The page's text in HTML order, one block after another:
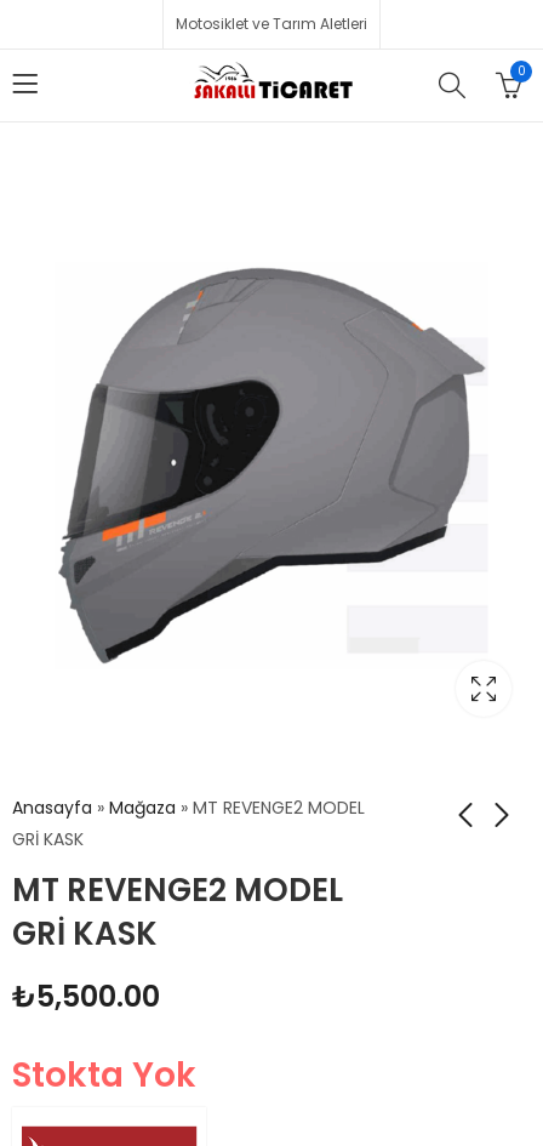
Motosiklet ve Tarım Aletleri
0
Anasayfa » Mağaza » MT REVENGE2 MODEL
GRİ KASK
MT REVENGE2 MODEL
GRİ KASK
₺5,500.00
Stokta Yok